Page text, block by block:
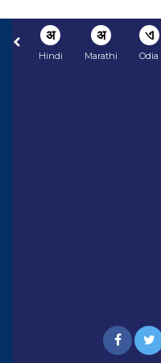
अ
Hindi
अ
Marathi
ଏ
Odia